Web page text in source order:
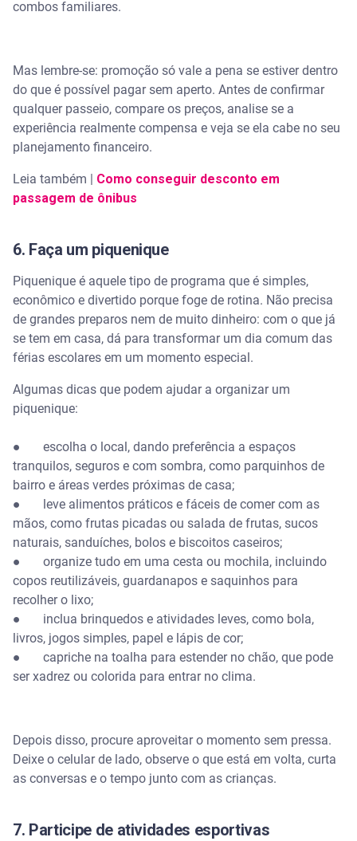
combos familiares.
Mas lembre-se: promoção só vale a pena se estiver dentro
do que é possível pagar sem aperto. Antes de confirmar
qualquer passeio, compare os preços, analise se a
experiência realmente compensa e veja se ela cabe no seu
planejamento financeiro.
Leia também | Como conseguir desconto em
passagem de ônibus
6. Faça um piquenique
Piquenique é aquele tipo de programa que é simples,
econômico e divertido porque foge de rotina. Não precisa
de grandes preparos nem de muito dinheiro: com o que já
se tem em casa, dá para transformar um dia comum das
férias escolares em um momento especial.
Algumas dicas que podem ajudar a organizar um
piquenique:
● escolha o local, dando preferência a espaços
tranquilos, seguros e com sombra, como parquinhos de
bairro e áreas verdes próximas de casa;
● leve alimentos práticos e fáceis de comer com as
mãos, como frutas picadas ou salada de frutas, sucos
naturais, sanduíches, bolos e biscoitos caseiros;
● organize tudo em uma cesta ou mochila, incluindo
copos reutilizáveis, guardanapos e saquinhos para
recolher o lixo;
● inclua brinquedos e atividades leves, como bola,
livros, jogos simples, papel e lápis de cor;
● capriche na toalha para estender no chão, que pode
ser xadrez ou colorida para entrar no clima.
Depois disso, procure aproveitar o momento sem pressa.
Deixe o celular de lado, observe o que está em volta, curta
as conversas e o tempo junto com as crianças.
7. Participe de atividades esportivas